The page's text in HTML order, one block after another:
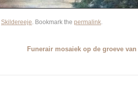
Skildereeje. Bookmark the permalink.
Funerair mosaiek op de groeve